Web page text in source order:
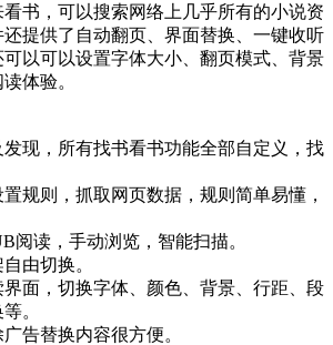
书，可以搜索网络上几乎所有的小说资
提供了自动翻页、界面替换、一键收听
以可以设置字体大小、翻页模式、背景
体验。
现，所有找书看书功能全部自定义，找
规则，抓取网页数据，规则简单易懂，
阅读，手动浏览，智能扫描。
由切换。
面，切换字体、颜色、背景、行距、段
。
告替换内容很方便。